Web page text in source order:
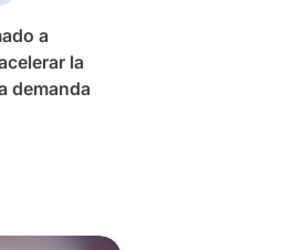
a
la
demanda